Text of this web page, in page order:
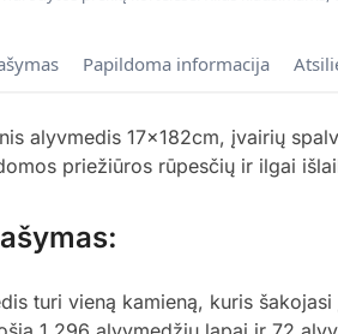
Papildoma informacija
alyvmedis 17x182cm, įvairių
priežiūros rūpesčių ir ilgai
turi vieną kamieną, kuris